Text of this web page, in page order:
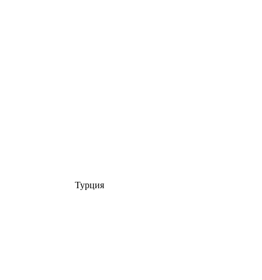
Турция